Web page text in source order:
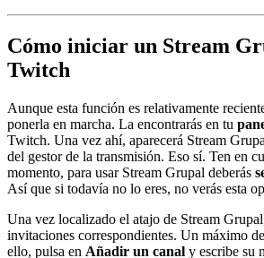
Cómo iniciar un Stream
Twitch
Aunque esta función es relativamente
ponerla en marcha. La encontrarás en tu
Twitch. Una vez ahí, aparecerá Stream
del gestor de la transmisión. Eso sí. Ten en
momento, para usar Stream Grupal deberás
Así que si todavía no lo eres, no verás esta
Una vez localizado el atajo de Stream
invitaciones correspondientes. Un máximo
ello, pulsa en Añadir un canal y escribe su